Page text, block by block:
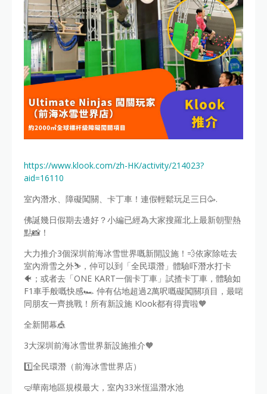
https://www.klook.com/zh-HK/activity/214023?
aid=16110
室內潛水、障礙闖關、卡丁車！連假輕鬆玩足三日🥳.
佛誕幾日假期去邊好？小編已經為大家搜羅北上最新朝聖熱
點📸！
大力推介3個深圳前海冰雪世界嘅新開設施！💨依家除咗去
室內滑雪之外⛷️，仲可以到「全民環潛」體驗吓潛水打卡
🐠；或者去「ONE KART一個卡丁車」試揸卡丁車，體驗如
F1車手般嘅快感🏎️ 仲有佔地超過2萬呎嘅礙闖關項目，最啱
同朋友一齊挑戰！所有新設施 Klook都有得賣啦🧡
全新開幕🎪
3大深圳前海冰雪世界新設施推介🧡
1️⃣全民環潛（前海冰雪世界店）
🤿華南地區規模最大，室內33米恆温潛水池